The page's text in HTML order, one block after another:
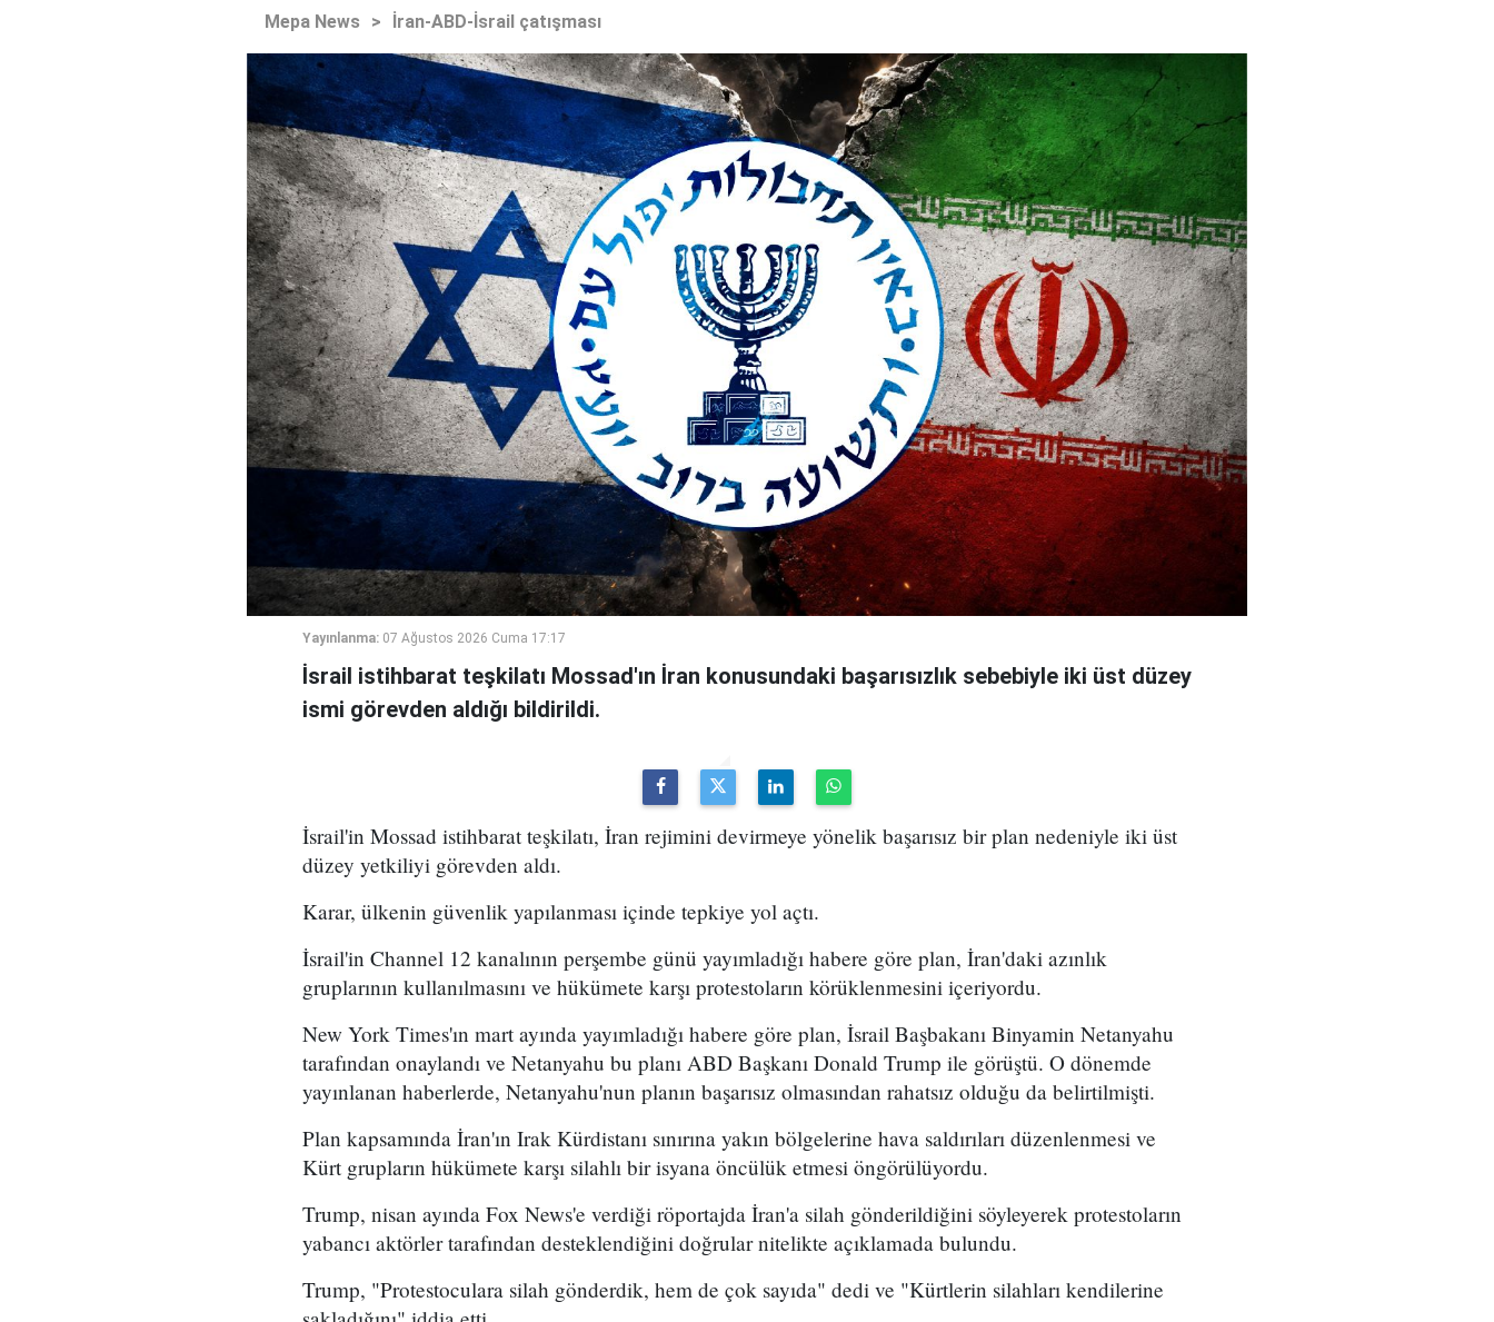
Mepa News > İran-ABD-İsrail çatışması
Yayınlanma: 07 Ağustos 2026 Cuma 17:17
İsrail istihbarat teşkilatı Mossad'ın İran konusundaki başarısızlık sebebiyle iki üst düzey
ismi görevden aldığı bildirildi.
İsrail'in Mossad istihbarat teşkilatı, İran rejimini devirmeye yönelik başarısız bir plan nedeniyle iki üst
düzey yetkiliyi görevden aldı.
Karar, ülkenin güvenlik yapılanması içinde tepkiye yol açtı.
İsrail'in Channel 12 kanalının perşembe günü yayımladığı habere göre plan, İran'daki azınlık
gruplarının kullanılmasını ve hükümete karşı protestoların körüklenmesini içeriyordu.
New York Times'ın mart ayında yayımladığı habere göre plan, İsrail Başbakanı Binyamin Netanyahu
tarafından onaylandı ve Netanyahu bu planı ABD Başkanı Donald Trump ile görüştü. O dönemde
yayınlanan haberlerde, Netanyahu'nun planın başarısız olmasından rahatsız olduğu da belirtilmişti.
Plan kapsamında İran'ın Irak Kürdistanı sınırına yakın bölgelerine hava saldırıları düzenlenmesi ve
Kürt grupların hükümete karşı silahlı bir isyana öncülük etmesi öngörülüyordu.
Trump, nisan ayında Fox News'e verdiği röportajda İran'a silah gönderildiğini söyleyerek protestoların
yabancı aktörler tarafından desteklendiğini doğrular nitelikte açıklamada bulundu.
Trump, "Protestoculara silah gönderdik, hem de çok sayıda" dedi ve "Kürtlerin silahları kendilerine